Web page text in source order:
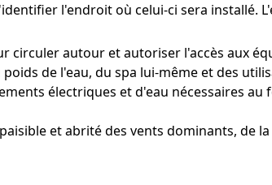
l'endroit où celui-ci sera installé.
autour et autoriser l'accès aux
de l'eau, du spa lui-même et des
électriques et d'eau nécessaires
et abrité des vents dominants, de